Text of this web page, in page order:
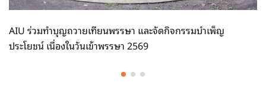
AIU ร่วมทำบุญถวายเทียนพรรษา และจัดกิจกรรมบำเพ็ญ
ประโยชน์ เนื่องในวันเข้าพรรษา 2569